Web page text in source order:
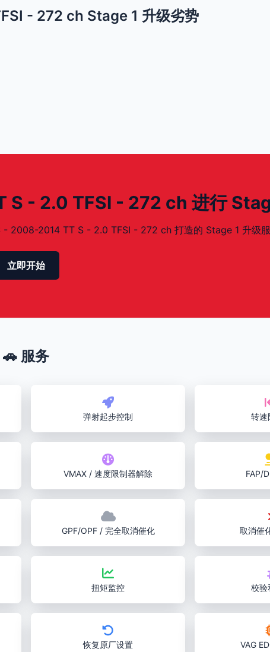
- 272 ch Stage 1 升级劣势
- 2.0 TFSI - 272 ch 进行
2008-2014 TT S - 2.0 TFSI - 272 ch 打造的 Stage 1 升级服
立即开始
🚗 服务
弹射起步控制 转速
VMAX / 速度限制器解除 FAP/
GPF/OPF / 完全取消催化 取消催
扭矩监控 校验
恢复原厂设置 VAG